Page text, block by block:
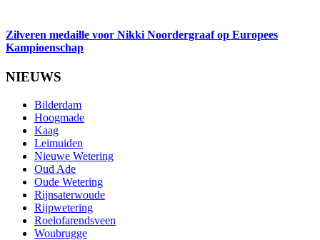
Zilveren medaille voor Nikki Noordergraaf op Europees
Kampioenschap
NIEUWS
Bilderdam
Hoogmade
Kaag
Leimuiden
Nieuwe Wetering
Oud Ade
Oude Wetering
Rijnsaterwoude
Rijpwetering
Roelofarendsveen
Woubrugge